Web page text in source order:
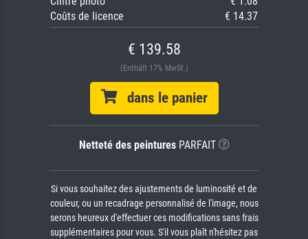
Coûts de licence
€ 14.37
€ 139.58
(Enthält 17% MwSt.)
dans le panier
Netteté des peinturesPARFAIT
Si vous souhaitez des ajustements de luminosité et de
couleur, ou un recadrage personnalisé de l'image, nous
serons heureux d'effectuer ces modifications sans frais
supplémentaires pour vous. S'il vous plaît n'hésitez pas